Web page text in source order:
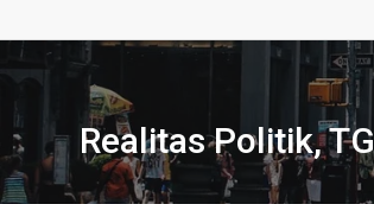
Realitas Politik,